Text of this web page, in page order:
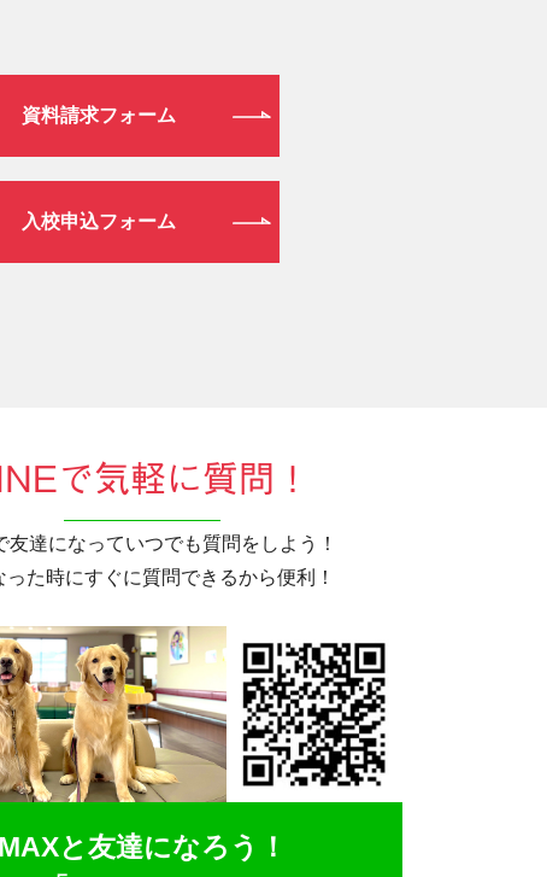
資料請求フォーム
入校申込フォーム
で気軽に質問！
友達になっていつでも質問をしよう！
った時にすぐに質問できるから便利！
MAXと友達になろう！